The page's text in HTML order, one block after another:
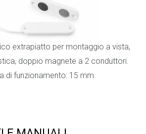
extrapiatto per montaggio a vista,
doppio magnete a 2 conduttori.
di funzionamento: 15 mm.